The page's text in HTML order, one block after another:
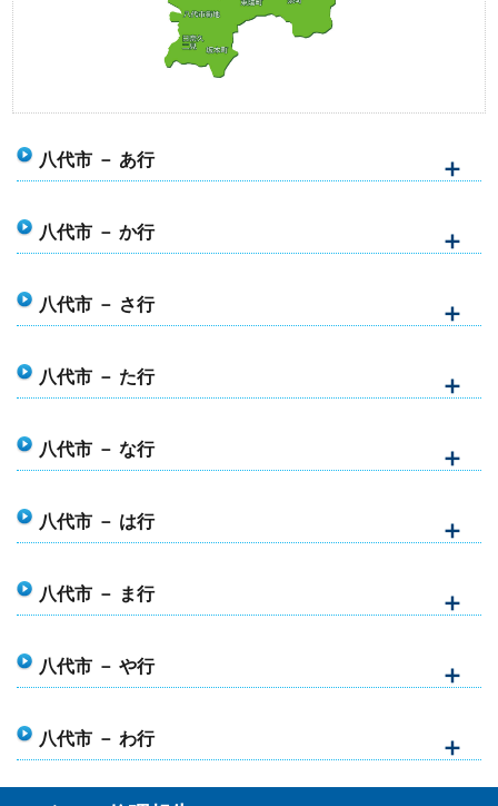
八代市 － あ行
八代市 － か行
八代市 － さ行
八代市 － た行
八代市 － な行
八代市 － は行
八代市 － ま行
八代市 － や行
八代市 － わ行